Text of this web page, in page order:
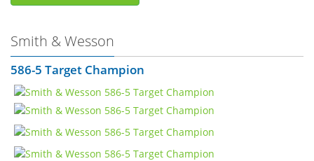
Smith & Wesson
586-5 Target Champion